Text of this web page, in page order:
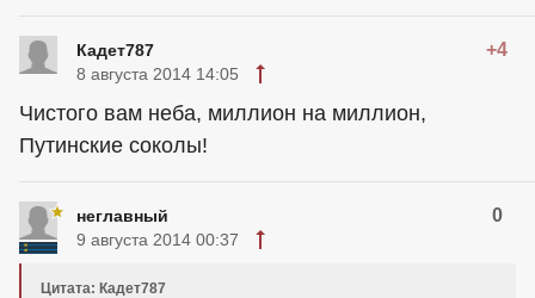
Кадет787 +4
8 августа 2014 14:05
Чистого вам неба, миллион на миллион,
Путинские соколы!
неглавный 0
9 августа 2014 00:37
Цитата: Кадет787